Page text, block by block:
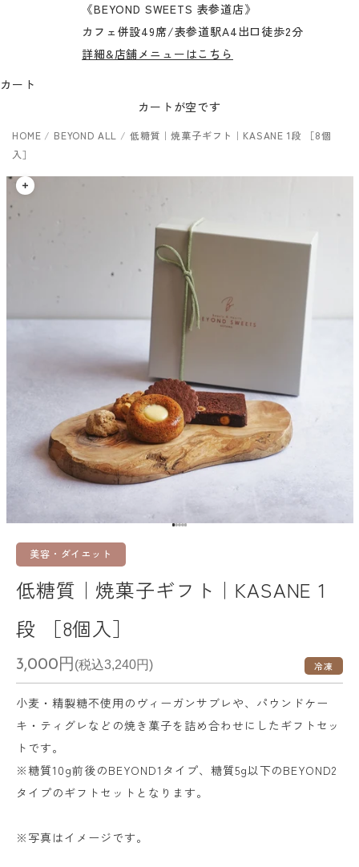
《BEYOND SWEETS 表参道店》
カフェ併設49席/表参道駅A4出口徒歩2分
詳細&店舗メニューはこちら
カート
カートが空です
HOME / BEYOND ALL / 低糖質｜焼菓子ギフト｜KASANE 1段 ［8個
入］
ズームイン
美容・ダイエット
低糖質｜焼菓子ギフト｜KASANE 1
段 ［8個入］
3,000円 (税込3,240円) 冷凍
小麦・精製糖不使用のヴィーガンサブレや、パウンドケー
キ・ティグレなどの焼き菓子を詰め合わせにしたギフトセッ
トです。
※糖質10g前後のBEYOND1タイプ、糖質5g以下のBEYOND2
タイプのギフトセットとなります。
※写真はイメージです。